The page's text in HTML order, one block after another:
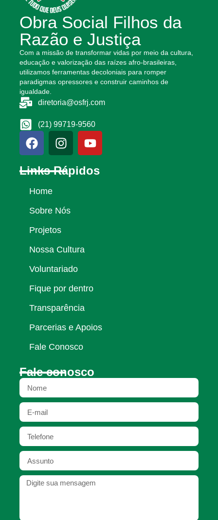
Obra Social Filhos da
Razão e Justiça
Com a missão de transformar vidas por meio da cultura,
educação e valorização das raízes afro-brasileiras,
utilizamos ferramentas decoloniais para romper
paradigmas opressores e construir caminhos de
igualdade.
diretoria@osfrj.com
(21) 99719-9560
Links Rápidos
Home
Sobre Nós
Projetos
Nossa Cultura
Voluntariado
Fique por dentro
Transparência
Parcerias e Apoios
Fale Conosco
Fale conosco